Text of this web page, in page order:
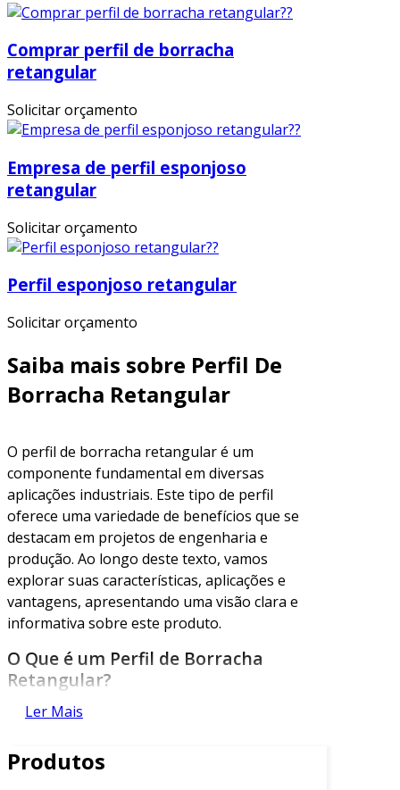
Comprar perfil de borracha
retangular
Solicitar orçamento
Empresa de perfil esponjoso
retangular
Solicitar orçamento
Perfil esponjoso retangular
Solicitar orçamento
Saiba mais sobre Perfil De
Borracha Retangular
O perfil de borracha retangular é um
componente fundamental em diversas
aplicações industriais. Este tipo de perfil
oferece uma variedade de benefícios que se
destacam em projetos de engenharia e
produção. Ao longo deste texto, vamos
explorar suas características, aplicações e
vantagens, apresentando uma visão clara e
informativa sobre este produto.
O Que é um Perfil de Borracha
Retangular?
Um perfil de borracha retangular é uma peça
transversal retangular. Esse formato
Ler Mais
Produtos